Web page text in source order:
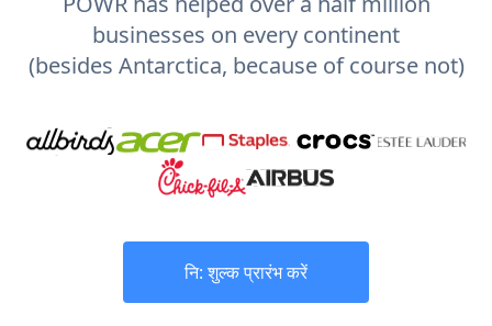
businesses on every continent
(besides Antarctica, because of course not)
नि: शुल्क प्रारंभ करें